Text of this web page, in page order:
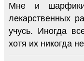
Мне и
лекарственных
учусь. Иногда
хотя их никогда